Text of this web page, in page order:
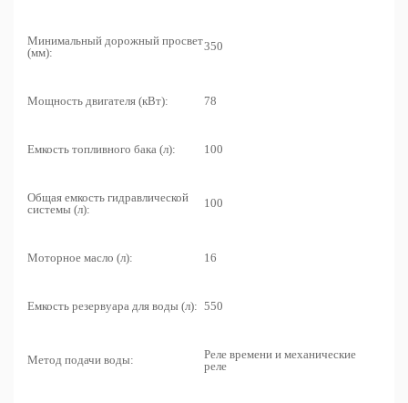
Минимальный дорожный просвет
(мм):
350
Мощность двигателя (кВт): 78
Емкость топливного бака (л): 100
Общая емкость гидравлической
системы (л):
100
Моторное масло (л): 16
Емкость резервуара для воды (л): 550
Метод подачи воды:
Реле времени и механические
реле